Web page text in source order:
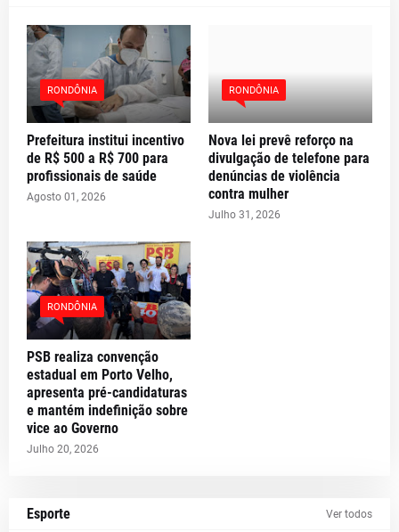
RONDÔNIA
Prefeitura institui incentivo
de R$ 500 a R$ 700 para
profissionais de saúde
Agosto 01, 2026
RONDÔNIA
Nova lei prevê reforço na
divulgação de telefone para
denúncias de violência
contra mulher
Julho 31, 2026
RONDÔNIA
PSB realiza convenção
estadual em Porto Velho,
apresenta pré-candidaturas
e mantém indefinição sobre
vice ao Governo
Julho 20, 2026
Esporte Ver todos